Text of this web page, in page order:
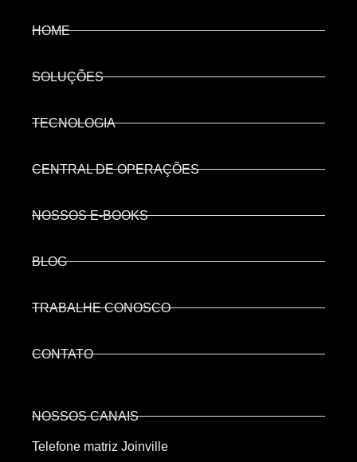
HOME
SOLUÇÕES
TECNOLOGIA
CENTRAL DE OPERAÇÕES
NOSSOS E-BOOKS
BLOG
TRABALHE CONOSCO
CONTATO
NOSSOS CANAIS
Telefone matriz Joinville